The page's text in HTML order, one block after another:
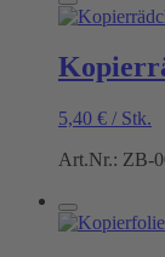
5,40 € / Stk.
Art.Nr.: ZB-